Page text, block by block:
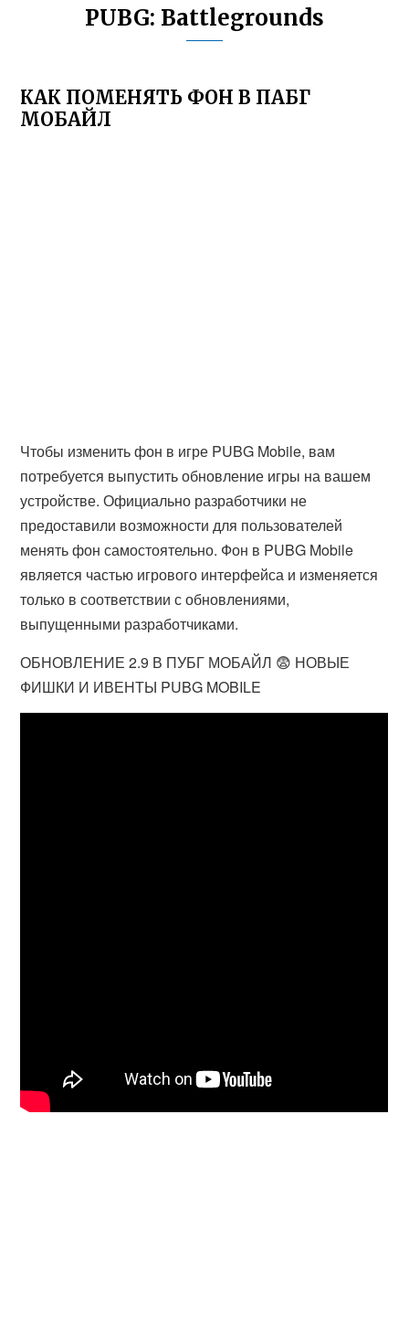
PUBG: Battlegrounds
КАК ПОМЕНЯТЬ ФОН В ПАБГ
МОБАЙЛ
Чтобы изменить фон в игре PUBG Mobile, вам
потребуется выпустить обновление игры на вашем
устройстве. Официально разработчики не
предоставили возможности для пользователей
менять фон самостоятельно. Фон в PUBG Mobile
является частью игрового интерфейса и изменяется
только в соответствии с обновлениями,
выпущенными разработчиками.
ОБНОВЛЕНИЕ 2.9 В ПУБГ МОБАЙЛ 😨 НОВЫЕ
ФИШКИ И ИВЕНТЫ PUBG MOBILE